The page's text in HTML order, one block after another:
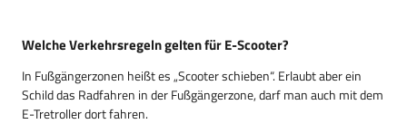
Welche Verkehrsregeln gelten für E-Scooter?
In Fußgängerzonen heißt es „Scooter schieben“. Erlaubt aber ein
Schild das Radfahren in der Fußgängerzone, darf man auch mit dem
E-Tretroller dort fahren.